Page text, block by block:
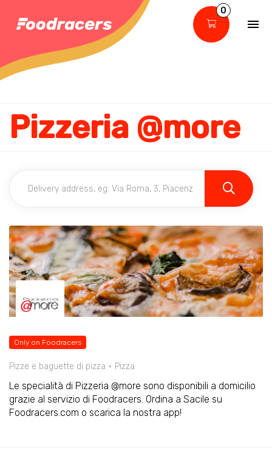
0
Pizzeria @more
Only on Foodracers
Pizze e baguette di pizza Pizza
Le specialità di Pizzeria @more sono disponibili a domicilio
grazie al servizio di Foodracers. Ordina a Sacile su
Foodracers.com o scarica la nostra app!